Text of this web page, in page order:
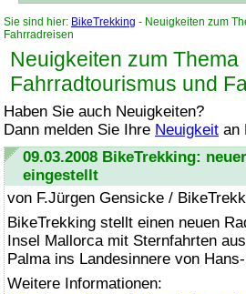
Sie sind hier: BikeTrekking - Neuigkeiten zum
Fahrradreisen
Neuigkeiten zum Thema
Fahrradtourismus und
Haben Sie auch Neuigkeiten?
Dann melden Sie Ihre Neuigkeit an
09.03.2008 BikeTrekking:
eingestellt
von F.Jürgen Gensicke /
BikeTrekking stellt einen neuen
Insel Mallorca mit Sternfahrten
Palma ins Landesinnere von
Weitere Informationen: